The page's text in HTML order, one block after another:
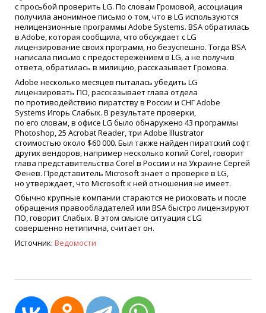
с просьбой проверить LG. По словам Громовой, ассоциация
получила анонимное письмо о том, что в LG используются
нелицензионные программы Adobe Systems. BSA обратилась
в Adobe, которая сообщила, что обсуждает с LG
лицензирование своих программ, но безуспешно. Тогда BSA
написала письмо с предостережением в LG, а не получив
ответа, обратилась в милицию, рассказывает Громова.
Adobe несколько месяцев пыталась убедить LG
лицензировать ПО, рассказывает глава отдела
по противодействию пиратству в России и СНГ Adobe
Systems Игорь Слабых. В результате проверки,
по его словам, в офисе LG было обнаружено 43 программы
Photoshop, 25 Acrobat Reader, три Adobe Illustrator
стоимостью около $60 000. Был также найден пиратский софт
других вендоров, например несколько копий Corel, говорит
глава представительства Corel в России и на Украине Сергей
Фенев. Представитель Microsoft знает о проверке в LG,
но утверждает, что Microsoft к ней отношения не имеет.
Обычно крупные компании стараются не рисковать и после
обращения правообладателей или BSA быстро лицензируют
ПО, говорит Слабых. В этом смысле ситуация с LG
совершенно нетипична, считает он.
Источник: Ведомости